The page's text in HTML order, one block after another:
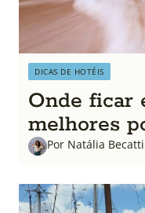
DICAS DE HOTÉIS
Onde ficar
melhores
Por Natália